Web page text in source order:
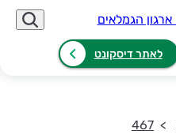
לאתר דיסקונט
467